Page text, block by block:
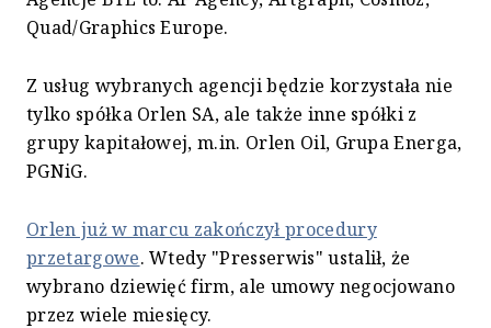
Quad/Graphics Europe.
Z usług wybranych agencji będzie korzystała nie
tylko spółka Orlen SA, ale także inne spółki z
grupy kapitałowej, m.in. Orlen Oil, Grupa Energa,
PGNiG.
Orlen już w marcu zakończył procedury
przetargowe. Wtedy "Presserwis" ustalił, że
wybrano dziewięć firm, ale umowy negocjowano
przez wiele miesięcy.